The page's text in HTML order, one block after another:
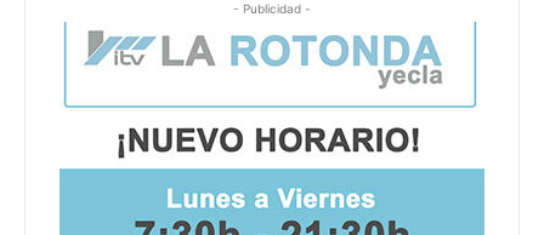
- Publicidad -